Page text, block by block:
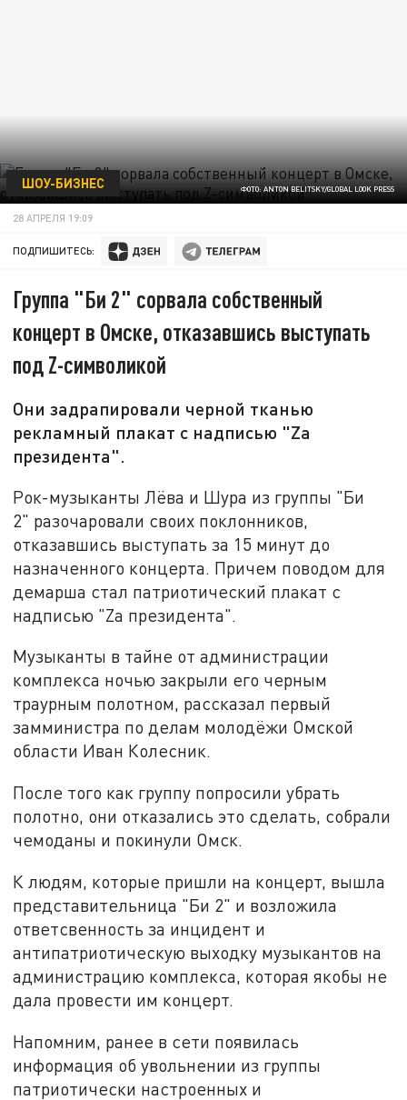
ФОТО: ANTON BELITSKY/GLOBAL LOOK PRESS
ШОУ-БИЗНЕС
28 АПРЕЛЯ 19:09
ПОДПИШИТЕСЬ:
Группа "Би 2" сорвала собственный
концерт в Омске, отказавшись выступать
под Z-символикой
Они задрапировали черной тканью
рекламный плакат с надписью "Zа
президента".
Рок-музыканты Лёва и Шура из группы "Би
2" разочаровали своих поклонников,
отказавшись выступать за 15 минут до
назначенного концерта. Причем поводом для
демарша стал патриотический плакат с
надписью "Zа президента".
Музыканты в тайне от администрации
комплекса ночью закрыли его черным
траурным полотном, рассказал первый
замминистра по делам молодёжи Омской
области Иван Колесник.
После того как группу попросили убрать
полотно, они отказались это сделать, собрали
чемоданы и покинули Омск.
К людям, которые пришли на концерт, вышла
представительница "Би 2" и возложила
ответсвенность за инцидент и
антипатриотическую выходку музыкантов на
администрацию комплекса, которая якобы не
дала провести им концерт.
Напомним, ранее в сети появилась
информация об увольнении из группы
патриотически настроенных и